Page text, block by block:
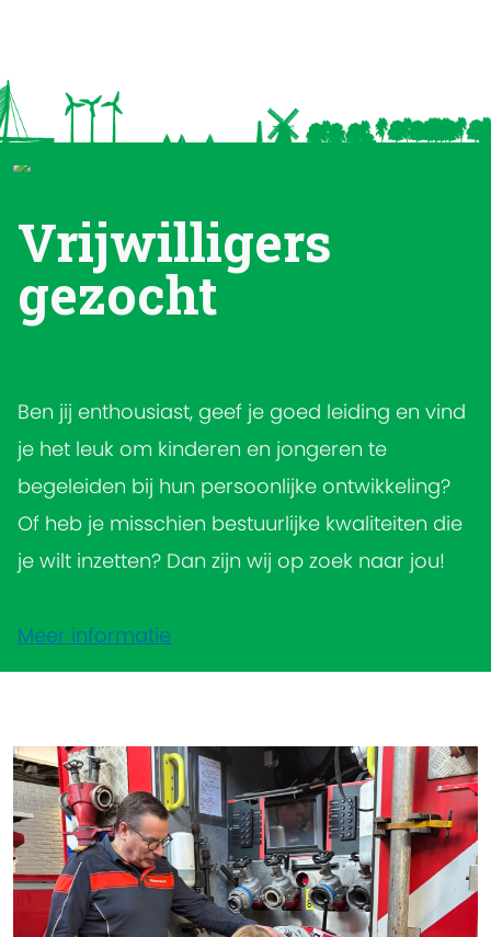
Vrijwilligers
gezocht
Ben jij enthousiast, geef je goed leiding en vind
je het leuk om kinderen en jongeren te
begeleiden bij hun persoonlijke ontwikkeling?
Of heb je misschien bestuurlijke kwaliteiten die
je wilt inzetten? Dan zijn wij op zoek naar jou!
Meer informatie